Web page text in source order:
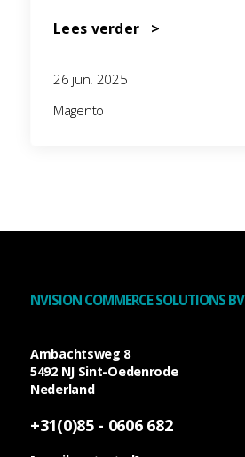
Lees verder >
26 jun. 2025
Magento
NVISION COMMERCE SOLUTIONS BV
Ambachtsweg 8
5492 NJ Sint-Oedenrode
Nederland
+31(0)85 - 0606 682